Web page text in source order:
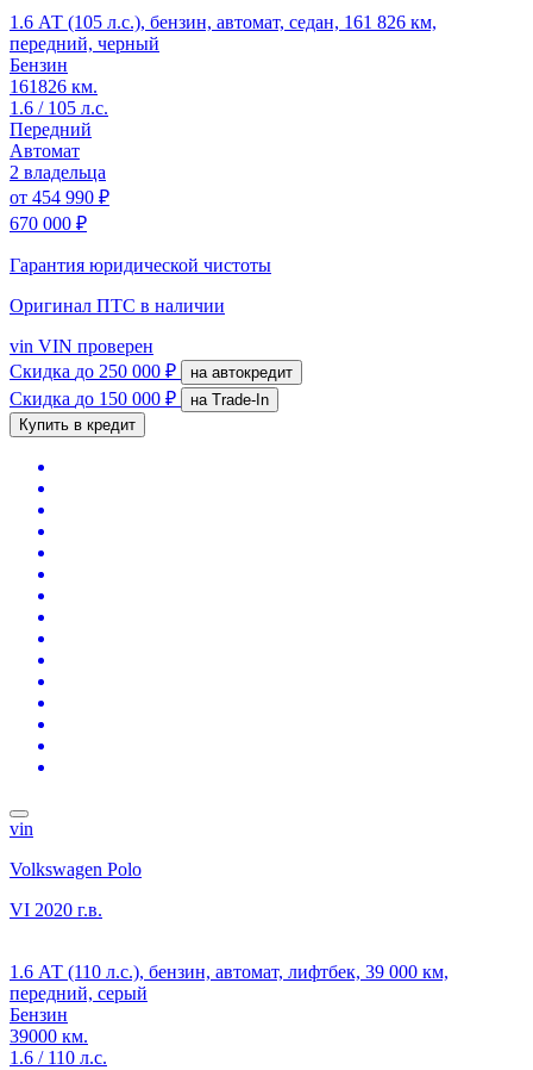
1.6 АТ (105 л.с.), бензин, автомат, седан, 161 826 км,
передний, черный
Бензин
161826 км.
1.6 / 105 л.с.
Передний
Автомат
2 владельца
от 454 990 ₽
670 000 ₽
Гарантия юридической чистоты
Оригинал ПТС в наличии
vin VIN проверен
Скидка до 250 000 ₽ на автокредит
Скидка до 150 000 ₽
на Trade-In
Купить в кредит
vin
Volkswagen Polo
VI 2020 г.в.
1.6 АТ (110 л.с.), бензин, автомат, лифтбек, 39 000 км,
передний, серый
Бензин
39000 км.
1.6 / 110 л.с.